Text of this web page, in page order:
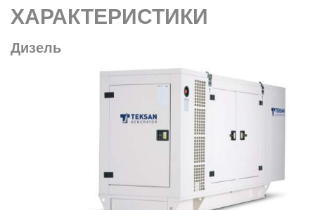
ХАРАКТЕРИСТИКИ
Дизель